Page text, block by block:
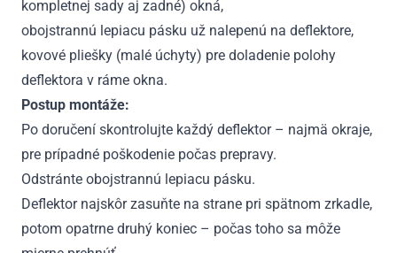
kompletnej sady aj zadné) okná,
obojstrannú lepiacu pásku už nalepenú na deflektore,
kovové pliešky (malé úchyty) pre doladenie polohy
deflektora v ráme okna.
Postup montáže:
Po doručení skontrolujte každý deflektor – najmä okraje,
pre prípadné poškodenie počas prepravy.
Odstránte obojstrannú lepiacu pásku.
Deflektor najskôr zasuňte na strane pri spätnom zrkadle,
potom opatrne druhý koniec – počas toho sa môže